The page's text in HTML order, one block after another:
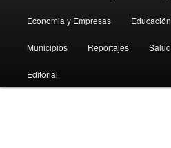
Economia y Empresas Educación
Municipios Reportajes Salud
Editorial